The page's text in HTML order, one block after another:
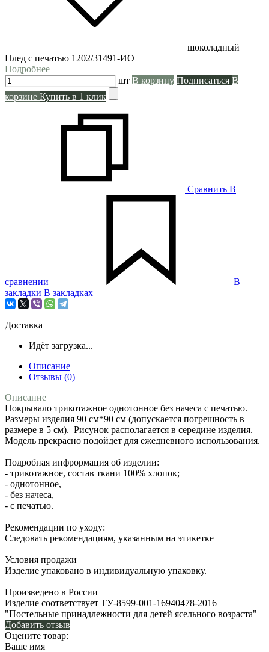
шоколадный
Плед с печатью 1202/31491-ИО
Подробнее
шт В корзину Подписаться В
корзине Купить в 1 клик
Сравнить В
сравнении
В
закладки В закладках
Доставка
Идёт загрузка...
Описание
Отзывы (0)
Описание
Покрывало трикотажное однотонное без начеса с печатью.
Размеры изделия 90 см*90 см (допускается погрешность в
размере в 5 см). Рисунок располагается в середине изделия.
Модель прекрасно подойдет для ежедневного использования.
Подробная инфрормация об изделии:
- трикотажное, состав ткани 100% хлопок;
- однотонное,
- без начеса,
- с печатью.
Рекомендации по уходу:
Следовать рекомендациям, указанным на этикетке
Условия продажи
Изделие упаковано в индивидуальную упаковку.
Произведено в России
Изделие соответствует ТУ-8599-001-16940478-2016
"Постельные принадлежности для детей ясельного возраста"
Добавить отзыв
Оцените товар:
Ваше имя